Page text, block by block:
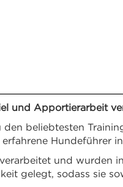
und Apportierarbeit
beliebtesten
Hundeführer
und wurden
gelegt, sodass sie